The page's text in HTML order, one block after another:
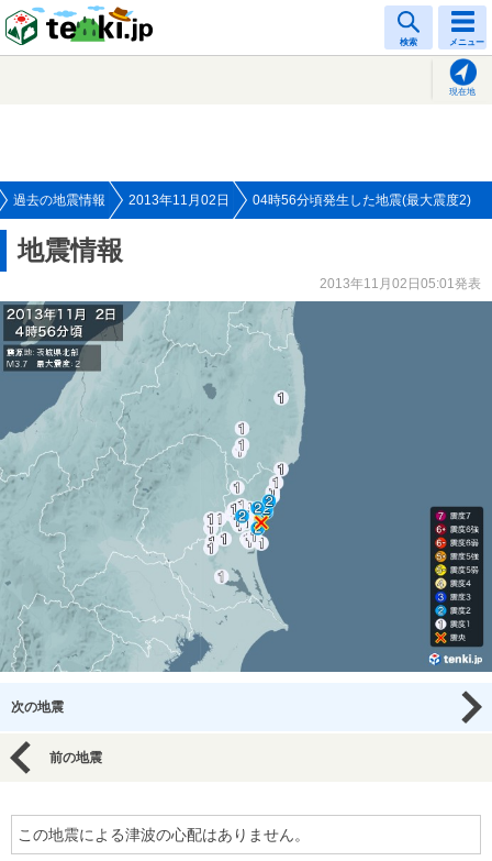
検索 メニュー
現在地
過去の地震情報 2013年11月02日 04時56分頃発生した地震(最大震度2)
地震情報
2013年11月02日05:01発表
次の地震
前の地震
この地震による津波の心配はありません。